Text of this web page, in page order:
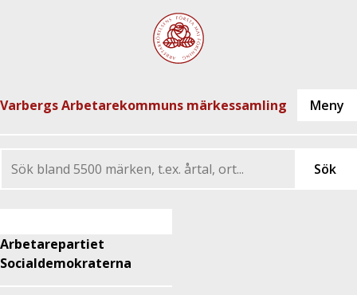
Varbergs Arbetarekommuns märkessamling
Arbetarepartiet
Socialdemokraterna